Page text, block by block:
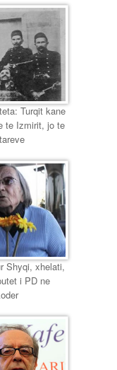
Turqit kane
te Izmirit, jo te
Shyqi, xhelati,
i PD ne